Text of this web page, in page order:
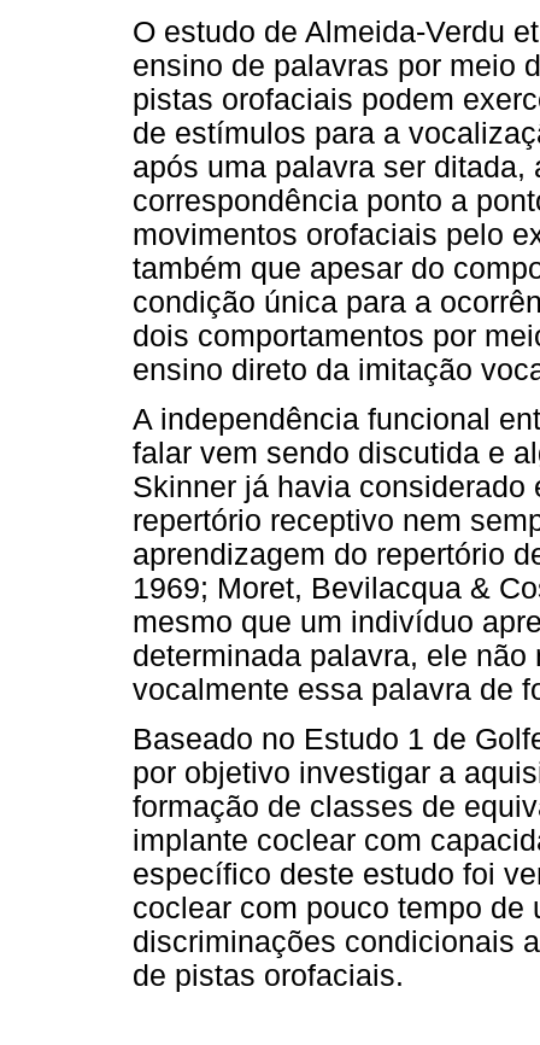
O estudo de Almeida-Verdu
ensino de palavras por meio
pistas orofaciais podem
de estímulos para a
após uma palavra ser
correspondência ponto a
movimentos orofaciais pelo
também que apesar do
condição única para a
dois comportamentos por
ensino direto da imitação
A independência funcional
falar vem sendo discutida e
Skinner já havia considerado
repertório receptivo nem
aprendizagem do repertório
1969; Moret, Bevilacqua &
mesmo que um indivíduo
determinada palavra, ele
vocalmente essa palavra de
Baseado no Estudo 1 de
por objetivo investigar a
formação de classes de
implante coclear com
específico deste estudo foi
coclear com pouco tempo de
discriminações condicionais
de pistas orofaciais.